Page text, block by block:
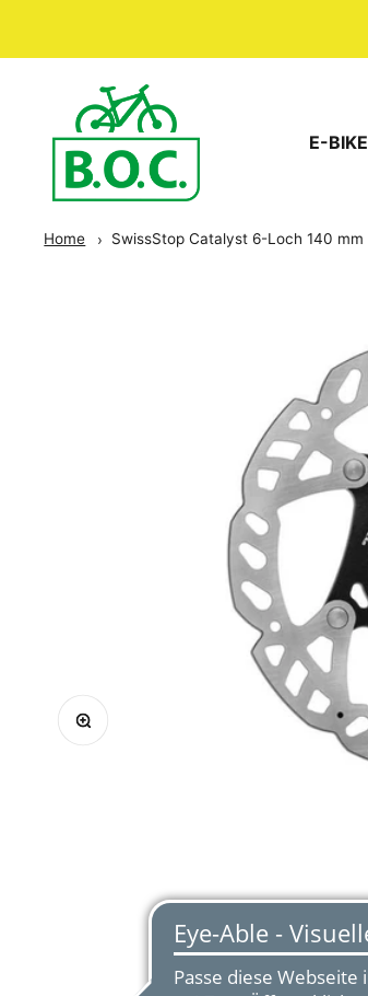
E-BIKE
Home SwissStop Catalyst 6-Loch 140 mm